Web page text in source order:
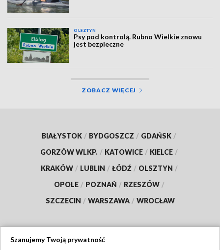
OLSZTYN
Psy pod kontrolą. Rubno Wielkie znowu
jest bezpieczne
ZOBACZ WIĘCEJ
BIAŁYSTOK / BYDGOSZCZ / GDAŃSK /
GORZÓW WLKP. / KATOWICE / KIELCE /
KRAKÓW / LUBLIN / ŁÓDŹ / OLSZTYN /
OPOLE / POZNAŃ / RZESZÓW /
SZCZECIN / WARSZAWA / WROCŁAW
Szanujemy Twoją prywatność